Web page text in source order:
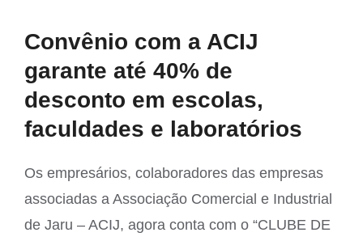
Larger
Image
Convênio com a ACIJ
garante até 40% de
desconto em escolas,
faculdades e laboratórios
Os empresários, colaboradores das empresas
associadas a Associação Comercial e Industrial
de Jaru – ACIJ, agora conta com o “CLUBE DE